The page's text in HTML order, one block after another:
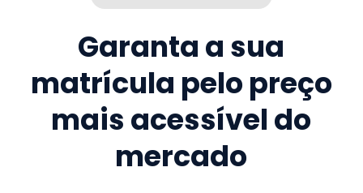
Garanta a sua
matrícula pelo preço
mais acessível do
mercado